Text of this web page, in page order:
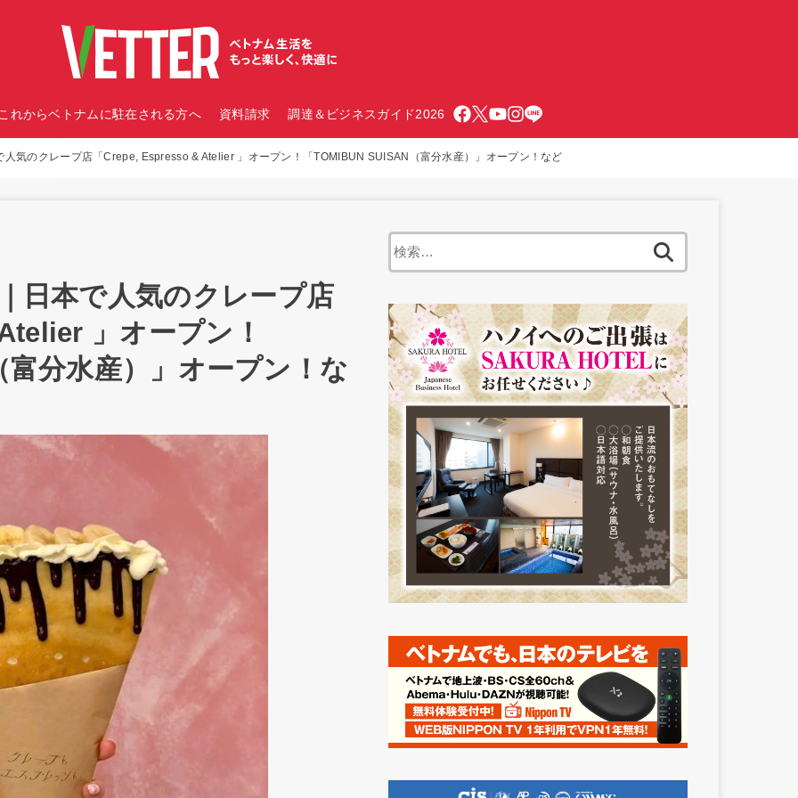
れからベトナムに駐在される方へ 資料請求 調達＆ビジネスガイド2026
気のクレープ店「Crepe, Espresso & Atelier 」オープン！「TOMIBUN SUISAN（富分水産）」オープン！など
日本で人気のクレープ店
」オープン！
分水産）」オープン！な